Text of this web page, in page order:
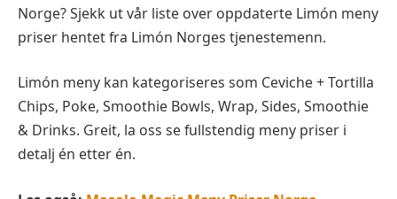
Norge? Sjekk ut vår liste over oppdaterte Limón meny
priser hentet fra Limón Norges tjenestemenn.
Limón meny kan kategoriseres som Ceviche + Tortilla
Chips, Poke, Smoothie Bowls, Wrap, Sides, Smoothie
& Drinks. Greit, la oss se fullstendig meny priser i
detalj én etter én.